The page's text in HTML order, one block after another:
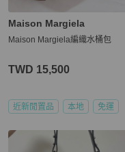
Maison Margiela
Maison Margiela編織水桶包
TWD 15,500
近新閒置品 本地 免運